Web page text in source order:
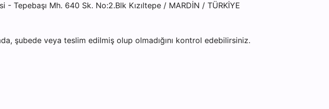
- Tepebaşı Mh. 640 Sk. No:2.Blk Kızıltepe / MARDİN / TÜRKİYE
şubede veya teslim edilmiş olup olmadığını kontrol edebilirsiniz.